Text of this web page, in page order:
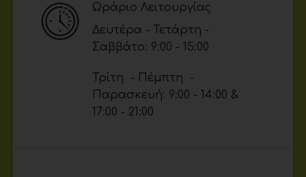
Ωράριο Λειτουργίας
Δευτέρα - Τετάρτη -
Σαββάτο: 9:00 - 15:00
Τρίτη - Πέμπτη -
Παρασκευή: 9:00 - 14:00 &
17:00 - 21:00